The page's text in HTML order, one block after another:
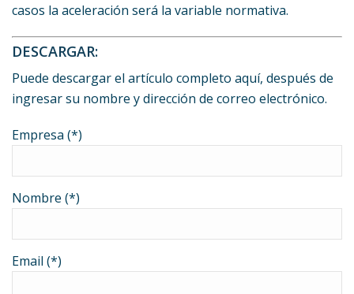
casos la aceleración será la variable normativa.
DESCARGAR:
Puede descargar el artículo completo aquí, después de
ingresar su nombre y dirección de correo electrónico.
Empresa (*)
Nombre (*)
Email (*)